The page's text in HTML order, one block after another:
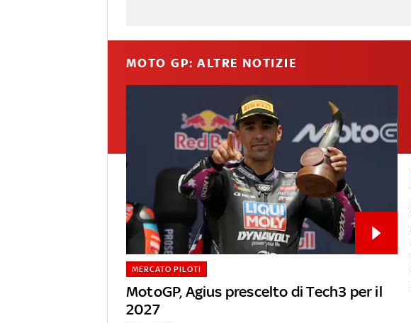
MOTO GP: ALTRE NOTIZIE
MotoGP, Agius prescelto di Tech3 per il
2027
MERCATO PILOTI